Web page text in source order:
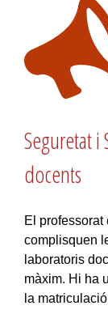
Seguretat i
docents
El
complisquen
laboratoris
màxim. Hi ha
la